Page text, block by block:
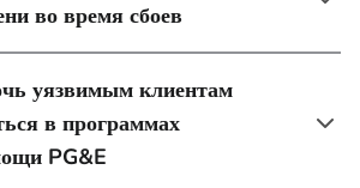
во время сбоев
уязвимым клиентам
в программах
PG&E